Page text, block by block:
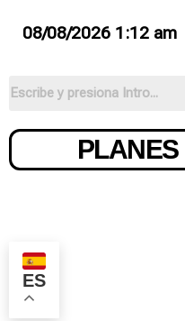
08/08/2026 1:12 am
PLANES
ES